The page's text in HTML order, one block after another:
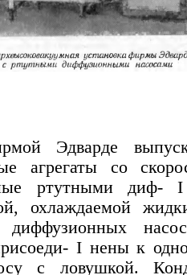
Эдварде
агрегаты со
ртутными диф- I
охлаждаемой
I нены к
с ловушкой.